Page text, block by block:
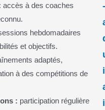
accès à des coaches
hebdomadaires
et objectifs.
adaptés,
à des compétitions de
: participation régulière
i